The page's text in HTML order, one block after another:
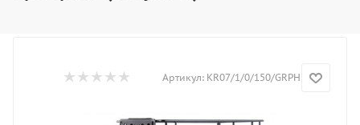
Артикул: KR07/1/0/150/GRPH